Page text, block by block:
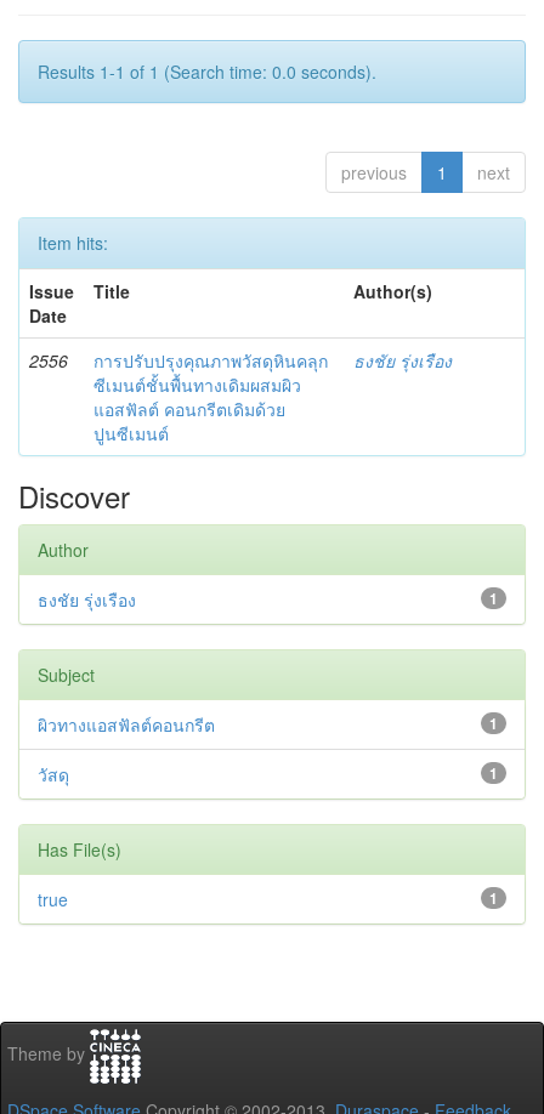
Results 1-1 of 1 (Search time: 0.0 seconds).
previous 1 next
Item hits:
Issue
Date
Title Author(s)
2556
การปรับปรุงคุณภาพวัสดุหินคลุก
ซีเมนต์ชั้นพื้นทางเดิมผสมผิว
แอสฟัลต์ คอนกรีตเดิมด้วย
ปูนซีเมนต์
ธงชัย รุ่งเรือง
Discover
Author
1
ธงชัย รุ่งเรือง
Subject
1
ผิวทางแอสฟัลต์คอนกรีต
1
วัสดุ
Has File(s)
1
true
Theme by